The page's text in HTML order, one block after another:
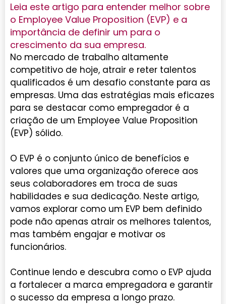
Leia este artigo para entender melhor sobre
o Employee Value Proposition (EVP) e a
importância de definir um para o
crescimento da sua empresa.
No mercado de trabalho altamente
competitivo de hoje, atrair e reter talentos
qualificados é um desafio constante para as
empresas. Uma das estratégias mais eficazes
para se destacar como empregador é a
criação de um Employee Value Proposition
(EVP) sólido.
O EVP é o conjunto único de benefícios e
valores que uma organização oferece aos
seus colaboradores em troca de suas
habilidades e sua dedicação. Neste artigo,
vamos explorar como um EVP bem definido
pode não apenas atrair os melhores talentos,
mas também engajar e motivar os
funcionários.
Continue lendo e descubra como o EVP ajuda
a fortalecer a marca empregadora e garantir
o sucesso da empresa a longo prazo.